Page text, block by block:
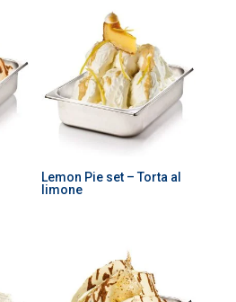
Lemon Pie set – Torta al
limone